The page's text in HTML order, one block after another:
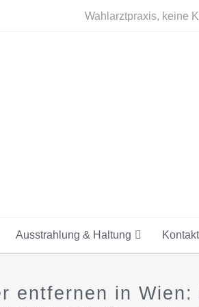
Wahlarztpraxis, keine
Ausstrahlung & Haltung Kontakt
entfernen in